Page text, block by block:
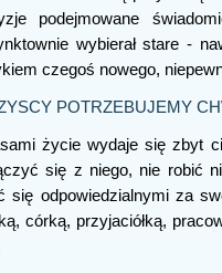
podejmowane
wybierał stare -
czegoś nowego,
POTRZEBUJEMY
życie wydaje się zbyt
się z niego, nie robić
się odpowiedzialnymi za
córką, przyjaciółką,